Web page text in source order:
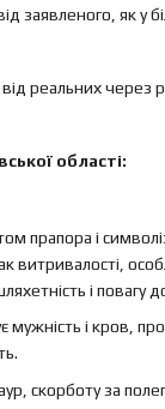
заявленого, як у
реальних через
області:
прапора і
витривалості,
і повагу
мужність і кров,
скорботу за